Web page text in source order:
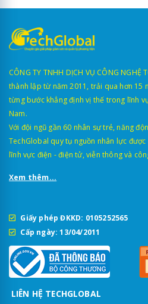
CÔNG TY TNHH DỊCH VỤ CÔNG
thành lập từ năm 2011, trải qua hơn 15
từng bước khẳng định vị thế trong lĩnh
Nam.
Với đội ngũ gần 60 nhân sự trẻ, năng
TechGlobal quy tụ nguồn nhân lực
lĩnh vực điện - điện tử, viễn thông và
Xem thêm...
Giấy phép ĐKKD: 0105252565
Cấp ngày: 13/04/2011
LIÊN HỆ TECHGLOBAL